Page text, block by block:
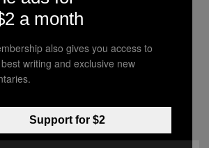
Milam
WIREIMAGE)
a month
also gives you access to
writing and exclusive new
Support for $2